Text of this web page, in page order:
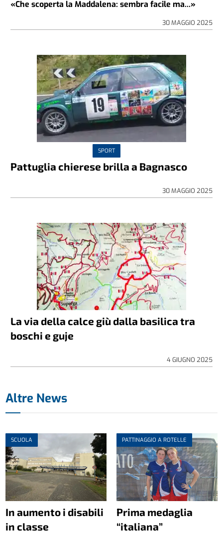
«Che scoperta la Maddalena: sembra facile ma...»
30 MAGGIO 2025
SPORT
Pattuglia chierese brilla a Bagnasco
30 MAGGIO 2025
La via della calce giù dalla basilica tra
boschi e guje
4 GIUGNO 2025
Altre News
SCUOLA
In aumento i disabili
in classe
PATTINAGGIO A ROTELLE
Prima medaglia
“italiana”